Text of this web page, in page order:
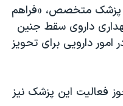
پزشک متخصص، «فراهم
داروی سقط جنین
دارویی برای تحویز
فعالیت این پزشک نیز